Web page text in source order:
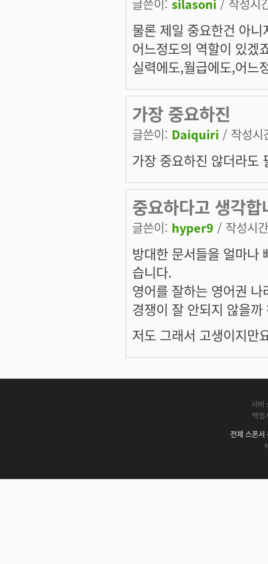
글쓴이: silasoni / 작성시
물론 제일 중요한건 아니
어느정도의 역할이 있겠
실력에도,월급에도,어느
가장 중요하진
글쓴이: Daiquiri / 작성
가장 중요하진 않더라도
중요하다고 생각합
글쓴이: hyper9 / 작성시
방대한 문서들을 얼마나
습니다.
영어를 잘하는 영어권
경쟁이 잘 안되지 않을
저도 그래서 고생이지만
서버
백업
전체 스폰서